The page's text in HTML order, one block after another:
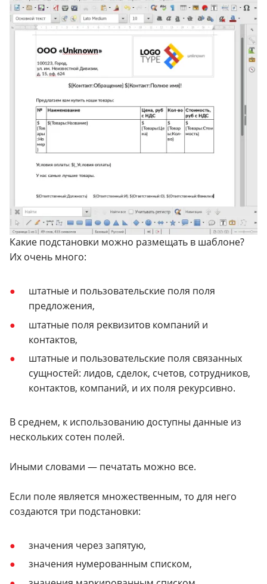
Какие подстановки можно размещать в шаблоне?
Их очень много:
штатные и пользовательские поля поля
предложения,
штатные поля реквизитов компаний и
контактов,
штатные и пользовательские поля связанных
сущностей: лидов, сделок, счетов, сотрудников,
контактов, компаний, и их поля рекурсивно.
В среднем, к использованию доступны данные из
нескольких сотен полей.
Иными словами — печатать можно все.
Если поле является множественным, то для него
создаются три подстановки:
значения через запятую,
значения нумерованным списком,